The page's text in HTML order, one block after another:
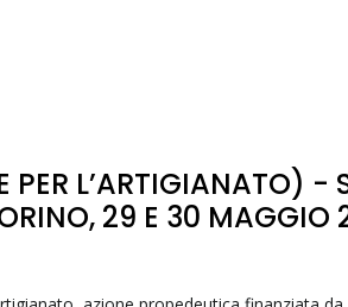
PER L’ARTIGIANATO) -
29 E 30 MAGGIO